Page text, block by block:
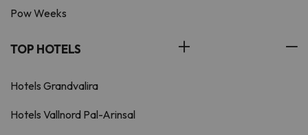
Pow Weeks
TOP HOTELS
Hotels Grandvalira
Hotels Vallnord Pal-Arinsal